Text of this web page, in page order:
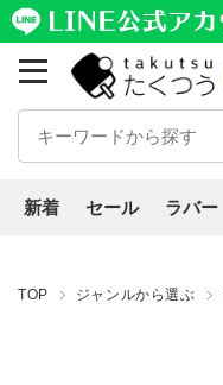
新着 セール ラバー
TOP ジャンルから選ぶ